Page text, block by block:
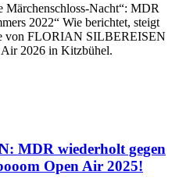
Nacht“: MDR
2022“ Wie berichtet, steigt
von FLORIAN SILBEREISEN
Air 2026 in Kitzbühel.
MDR wiederholt gegen
Open Air 2025!